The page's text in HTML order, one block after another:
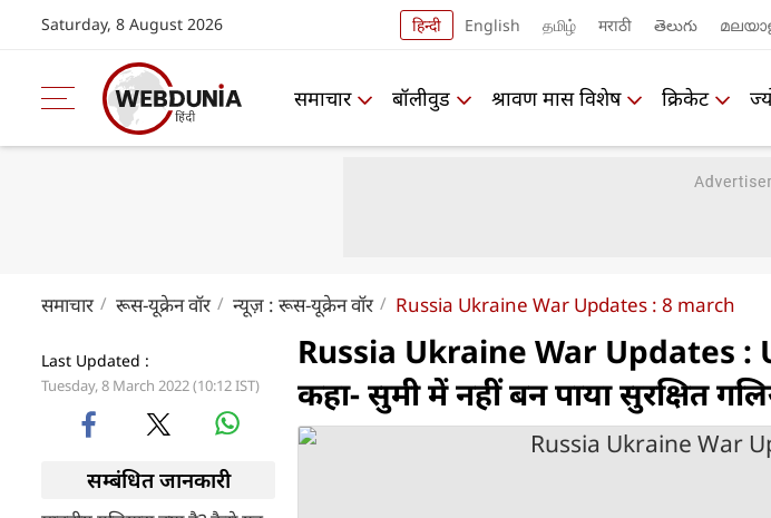
Saturday, 8 August 2026 हिन्दी English தமிழ் मराठी తెలుగు
समाचार बॉलीवुड श्रावण मास विशेष क्रिकेट
समाचार रूस-यूक्रेन वॉर न्यूज़ : रूस-यूक्रेन वॉर Russia Ukraine War Updates : 8 march
Last Updated :
Tuesday, 8 March 2022 (10:12 IST)
सम्बंधित जानकारी
Russia Ukraine War Updates :
कहा- सुमी में नहीं बन पाया सुरक्षित